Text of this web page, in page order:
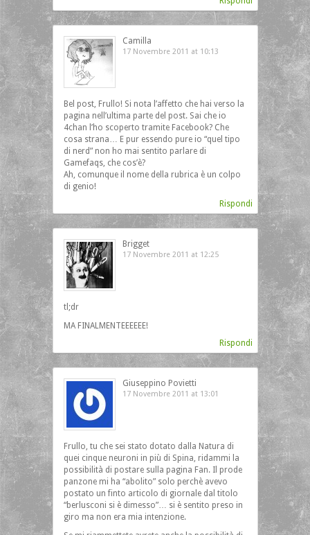
Camilla
17 Novembre 2011 at 10:13
Bel post, Frullo! Si nota l’affetto che hai verso la
pagina nell’ultima parte del post. Sai che io
4chan l’ho scoperto tramite Facebook? Che
cosa strana… E pur essendo pure io “quel tipo
di nerd” non ho mai sentito parlare di
Gamefaqs, che cos’è?
Ah, comunque il nome della rubrica è un colpo
di genio!
Rispondi
Brigget
17 Novembre 2011 at 12:25
tl;dr
MA FINALMENTEEEEEE!
Rispondi
Giuseppino Povietti
17 Novembre 2011 at 13:01
Frullo, tu che sei stato dotato dalla Natura di
quei cinque neuroni in più di Spina, ridammi la
possibilità di postare sulla pagina Fan. Il prode
panzone mi ha “abolito” solo perchè avevo
postato un finto articolo di giornale dal titolo
“berlusconi si è dimesso”… si è sentito preso in
giro ma non era mia intenzione.